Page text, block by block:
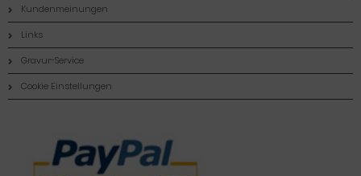
Kundenmeinungen
Links
Gravur-Service
Cookie Einstellungen
Zahlungsmethoden